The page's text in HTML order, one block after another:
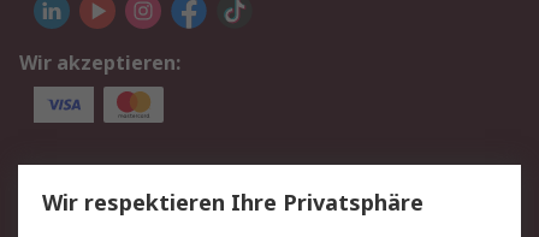
Wir akzeptieren:
Service
Value Added Services
Lieferlösungen
Wir respektieren Ihre Privatsphäre